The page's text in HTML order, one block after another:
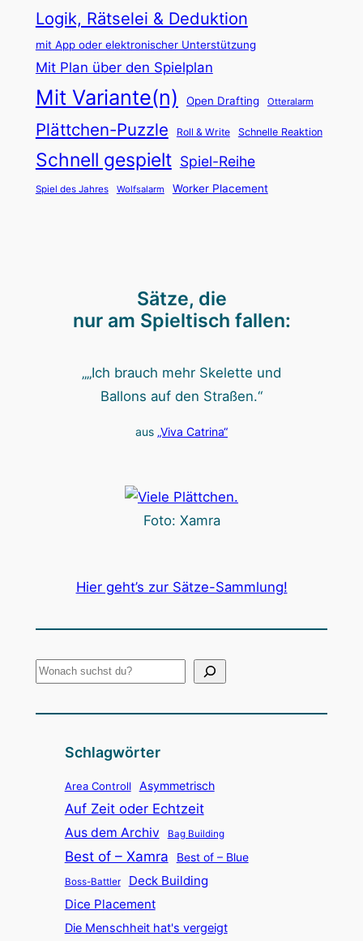
d
Logik, Rätselei & Deduktion
mit App oder elektronischer Unterstützung
Mit Plan über den Spielplan
Mit Variante(n) Open Drafting Otteralarm
Plättchen-Puzzle Roll & Write Schnelle Reaktion
Schnell gespielt Spiel-Reihe
Spiel des Jahres Wolfsalarm Worker Placement
Sätze, die
nur am Spieltisch fallen:
„„Ich brauch mehr Skelette und
Ballons auf den Straßen.“
aus „Viva Catrina“
Foto: Xamra
Hier geht’s zur Sätze-Sammlung!
S
c
Schlagwörter
Area Controll Asymmetrisch
Auf Zeit oder Echtzeit
Aus dem Archiv Bag Building
Best of – Xamra Best of – Blue
Boss-Battler
Deck Building
Dice Placement
Die Menschheit hat's vergeigt